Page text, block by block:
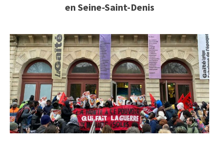
en Seine-Saint-Denis